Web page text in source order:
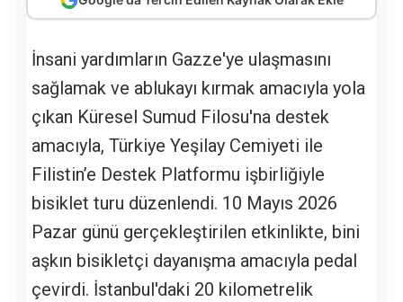
İnsani yardımların Gazze'ye ulaşmasını
sağlamak ve ablukayı kırmak amacıyla yola
çıkan Küresel Sumud Filosu'na destek
amacıyla, Türkiye Yeşilay Cemiyeti ile
Filistin’e Destek Platformu işbirliğiyle
bisiklet turu düzenlendi. 10 Mayıs 2026
Pazar günü gerçekleştirilen etkinlikte, bini
aşkın bisikletçi dayanışma amacıyla pedal
çevirdi. İstanbul'daki 20 kilometrelik